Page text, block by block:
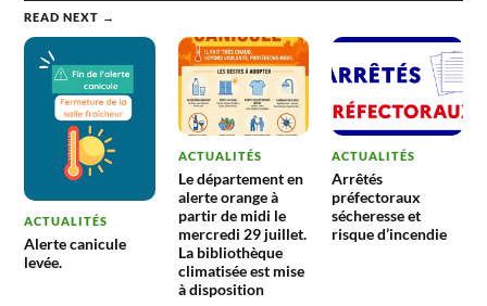
READ NEXT →
ACTUALITÉS
Alerte canicule
levée.
ACTUALITÉS
Le département en
alerte orange à
partir de midi le
mercredi 29 juillet.
La bibliothèque
climatisée est mise
à disposition
ACTUALITÉS
Arrêtés
préfectoraux
sécheresse et
risque d’incendie